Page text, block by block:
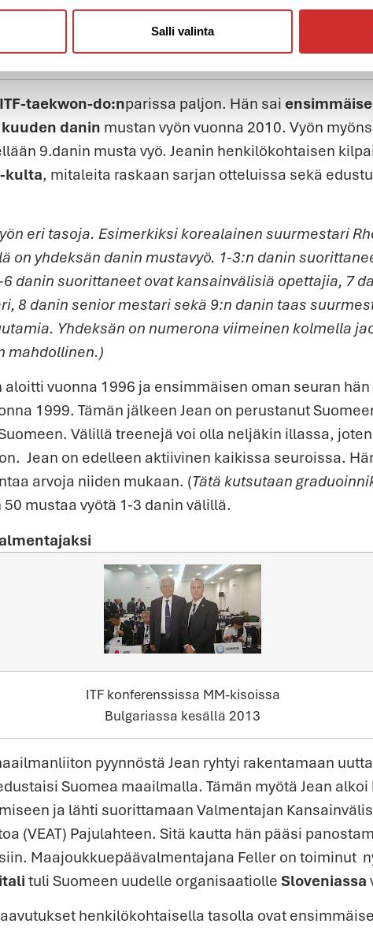
Salli valinta
Jeanin seurassa 9 danin suurmestari
Kim Ung Chol
ITF-taekwon-do:nparissa paljon. Hän sai
kuuden danin mustan vyön vuonna 2010. Vyön
9.danin musta vyö. Jeanin henkilökohtaisen
kulta, mitaleita raskaan sarjan otteluissa sekä
eri tasoja. Esimerkiksi korealainen suurmestari
on yhdeksän danin mustavyö. 1-3:n danin
danin suorittaneet ovat kansainvälisiä opettajia, 7
8 danin senior mestari sekä 9:n danin taas
Yhdeksän on numerona viimeinen kolmella
mahdollinen.)
aloitti vuonna 1996 ja ensimmäisen oman seuran
1999. Tämän jälkeen Jean on perustanut
Välillä treenejä voi olla neljäkin illassa,
Jean on edelleen aktiivinen kaikissa seuroissa.
arvoja niiden mukaan. (Tätä kutsutaan
mustaa vyötä 1-3 danin välillä.
ITF konferenssissa MM-kisoissa
Bulgariassa kesällä 2013
pyynnöstä Jean ryhtyi rakentamaan
Suomea maailmalla. Tämän myötä Jean
ja lähti suorittamaan Valmentajan
(VEAT) Pajulahteen. Sitä kautta hän pääsi
Maajoukkuepäävalmentajana Feller on toiminut
tuli Suomeen uudelle organisaatiolleSloveniassa
henkilökohtaisella tasolla ovat